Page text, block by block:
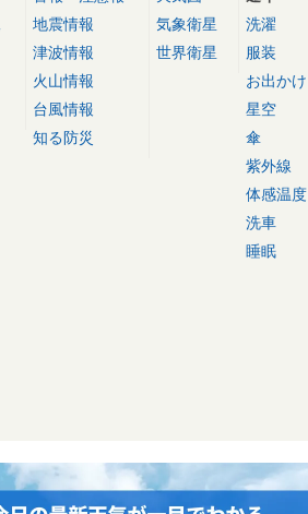
地震情報
津波情報
火山情報
台風情報
知る防災
気象衛星
世界衛星
洗濯
服装
お出かけ
星空
傘
紫外線
体感温度
洗車
睡眠